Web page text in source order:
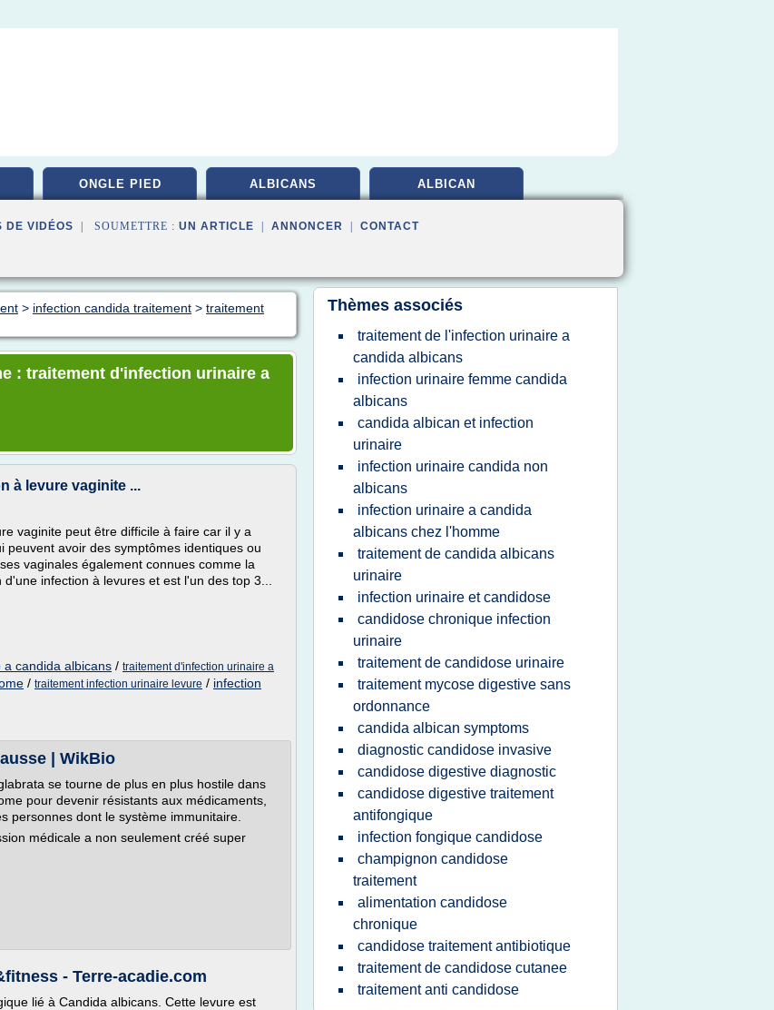
ONGLE PIED ALBICANS ALBICAN
DE VIDÉOS | SOUMETTRE : UN ARTICLE ANNONCER CONTACT
> infection candida traitement > traitement
: traitement d'infection urinaire a
à levure vaginite ...
vaginite peut être difficile à faire car il y a
avoir des symptômes identiques ou
vaginales également connues comme la
infection à levures et est l'un des top 3...
candida albicans / traitement d'infection urinaire a
/ traitement infection urinaire levure / infection
| WikBio
se tourne de plus en plus hostile dans
pour devenir résistants aux médicaments,
personnes dont le système immunitaire.
médicale a non seulement créé super
- Terre-acadie.com
lié à Candida albicans. Cette levure est
Thèmes associés
traitement de l'infection urinaire a
candida albicans
infection urinaire femme candida
albicans
candida albican et infection
urinaire
infection urinaire candida non
albicans
infection urinaire a candida
albicans chez l'homme
traitement de candida albicans
urinaire
infection urinaire et candidose
candidose chronique infection
urinaire
traitement de candidose urinaire
traitement mycose digestive sans
ordonnance
candida albican symptoms
diagnostic candidose invasive
candidose digestive diagnostic
candidose digestive traitement
antifongique
infection fongique candidose
champignon candidose
traitement
alimentation candidose
chronique
candidose traitement antibiotique
traitement de candidose cutanee
traitement anti candidose